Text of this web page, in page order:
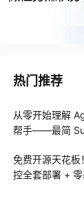
热门推荐
从零开始理解
帮手——最简
免费开源天花板
控全套部署 +